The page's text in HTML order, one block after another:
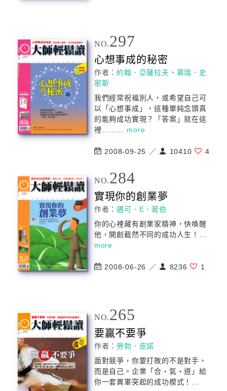
NO.297
心想事成的秘密
作者：約翰．亞薩拉夫 、 慕瑞．史
密斯
我們經常祝福別人，或希望自己可
以「心想事成」，這種單純念頭真
的能夠成功實現？「答案」就在這
裡……... more
2008-09-25 ／ 10410 4
NO.284
實現你的創業夢
作者：邁可．E．葛伯
你的心裡藏有創業家精神，快喚醒
他，開創截然不同的成功人生！...
more
2008-06-26 ／ 8236 1
NO.265
要贏不要爭
作者：勞勃．皮諾
面對競爭，你要打敗的不是對手，
而是自己。企業「合‧氣‧道」給
你一套異軍突起的成功模式！...